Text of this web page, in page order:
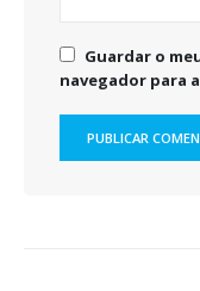
Guardar o
navegador para